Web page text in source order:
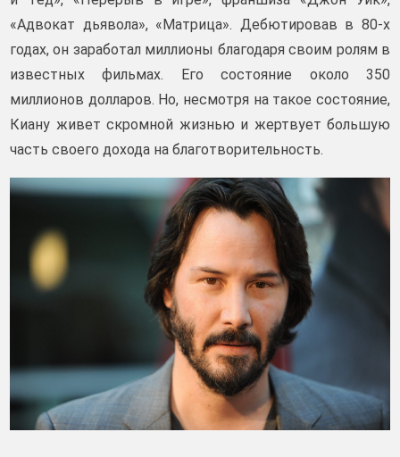
«Адвокат дьявола», «Матрица». Дебютировав в 80-х
годах, он заработал миллионы благодаря своим ролям в
известных фильмах. Его состояние около 350
миллионов долларов. Но, несмотря на такое состояние,
Киану живет скромной жизнью и жертвует большую
часть своего дохода на благотворительность.